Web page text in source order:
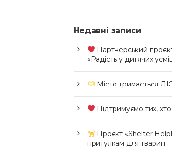
Недавні записи
Партнерський
«Радість у дитячих
Місто тримається
Підтримуємо тих,
Проєкт «Shelter
притулкам для тварин